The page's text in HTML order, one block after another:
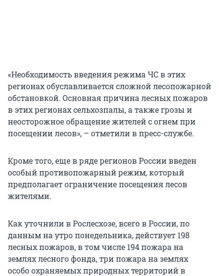
«Необходимость введения режима ЧС в этих
регионах обуславливается сложной лесопожарной
обстановкой. Основная причина лесных пожаров
в этих регионах сельхозпалы, а также грозы и
неосторожное обращение жителей с огнем при
посещении лесов», – отметили в пресс-службе.
Кроме того, еще в ряде регионов России введен
особый противопожарный режим, который
предполагает ограничение посещения лесов
жителями.
Как уточнили в Рослесхозе, всего в России, по
данным на утро понедельника, действует 198
лесных пожаров, в том числе 194 пожара на
землях лесного фонда, три пожара на землях
особо охраняемых природных территорий в